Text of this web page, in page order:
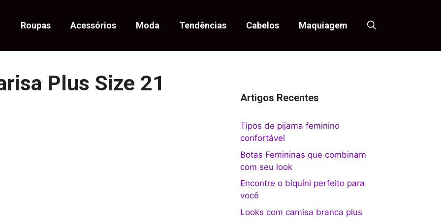
Roupas Acessórios Moda Tendências Cabelos Maquiagem
Plus Size 21
Artigos Recentes
Tipos de pijama feminino
confortável
Botas Femininas que combinam
com seu look
Encontre o biquíni perfeito para
você
Looks com camisa branca plus